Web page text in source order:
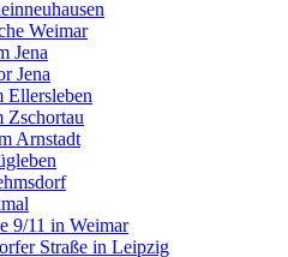
Weimar
Jena
Jena
Zschortau
Arnstadt
9/11 in Weimar
Straße in Leipzig